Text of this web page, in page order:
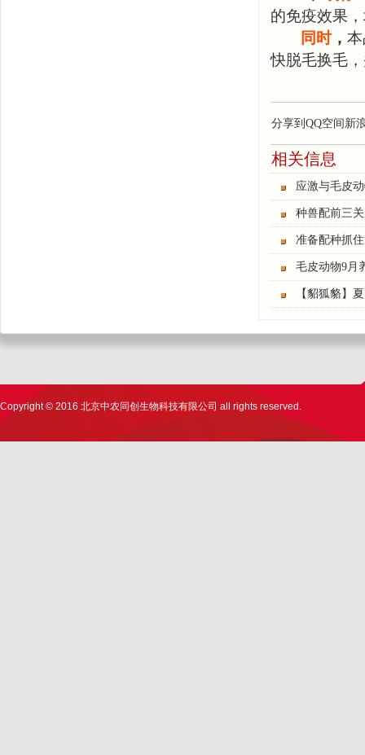
的免疫效果
同时，
快脱毛换毛
分享到 QQ空间 新
相关信息
应激与毛皮
种兽配前三
准备配种抓住
毛皮动物9月
【貂狐貉】
Copyright © 2016 北京中农同创生物科技有限公司 all rights reserved.